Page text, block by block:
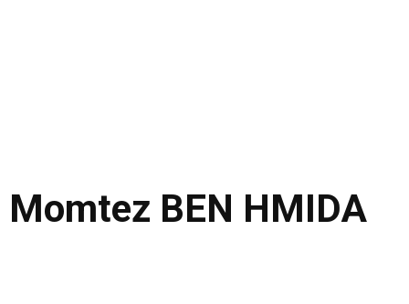
Momtez BEN HMIDA